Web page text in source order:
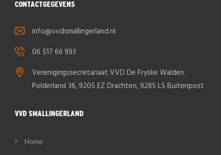
CONTACTGEGEVENS
info@vvdsmallingerland.nl
06 517 66 993
Verenigingssecretariaat VVD De Fryske Walden.
Polderland 36, 9205 EZ Drachten, 9285 LS Buitenpost
VVD SMALLINGERLAND
Home